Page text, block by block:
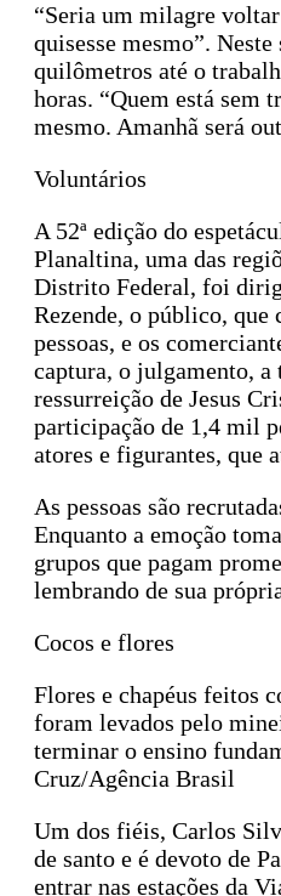
“Seria um milagre voltar
quisesse mesmo”.
quilômetros até o
horas. “Quem está sem
mesmo. Amanhã será
Voluntários
A 52ª edição do
Planaltina, uma das
Distrito Federal, foi
Rezende, o público, que
pessoas, e os
captura, o julgamento, a
ressurreição de Jesus
participação de 1,4 mil
atores e figurantes, que
As pessoas são
Enquanto a emoção
grupos que pagam
lembrando de sua
Cocos e flores
Flores e chapéus feitos
foram levados pelo
terminar o ensino
Cruz/Agência Brasil
Um dos fiéis, Carlos
de santo e é devoto de
entrar nas estações da